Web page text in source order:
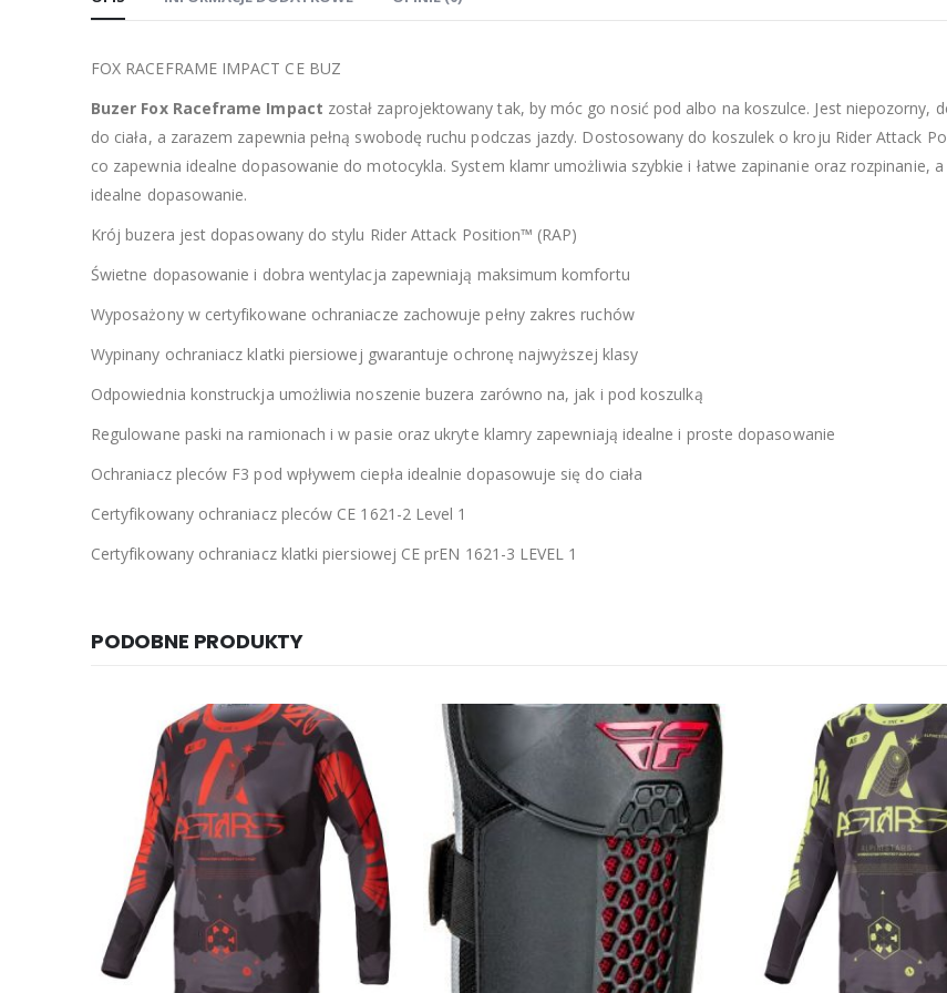
FOX RACEFRAME IMPACT CE BUZ
Buzer Fox Raceframe Impact został zaprojektowany tak, by móc go nosić pod albo na koszulce. Jest niepozorny,
do ciała, a zarazem zapewnia pełną swobodę ruchu podczas jazdy. Dostosowany do koszulek o kroju Rider Attack
co zapewnia idealne dopasowanie do motocykla. System klamr umożliwia szybkie i łatwe zapinanie oraz rozpinanie,
idealne dopasowanie.
Krój buzera jest dopasowany do stylu Rider Attack Position™ (RAP)
Świetne dopasowanie i dobra wentylacja zapewniają maksimum komfortu
Wyposażony w certyfikowane ochraniacze zachowuje pełny zakres ruchów
Wypinany ochraniacz klatki piersiowej gwarantuje ochronę najwyższej klasy
Odpowiednia konstruckja umożliwia noszenie buzera zarówno na, jak i pod koszulką
Regulowane paski na ramionach i w pasie oraz ukryte klamry zapewniają idealne i proste dopasowanie
Ochraniacz pleców F3 pod wpływem ciepła idealnie dopasowuje się do ciała
Certyfikowany ochraniacz pleców CE 1621-2 Level 1
Certyfikowany ochraniacz klatki piersiowej CE prEN 1621-3 LEVEL 1
PODOBNE PRODUKTY
BRAK W